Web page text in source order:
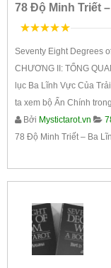
78 Độ Minh Triết
Seventy Eight Degrees
CHƯƠNG II: TỔNG
lục Ba Lĩnh Vực Của
ta xem bộ Ẩn Chính
Bởi Mystictarot.vn
78 Độ Minh Triết – Ba